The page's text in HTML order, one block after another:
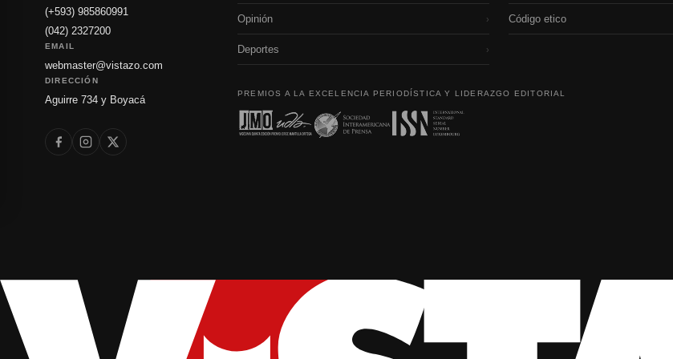
(+593) 985860991
(042) 2327200
EMAIL
webmaster@vistazo.com
DIRECCIÓN
Aguirre 734 y Boyacá
Opinión ›
Deportes ›
Código etico
PREMIOS A LA EXCELENCIA PERIODÍSTICA Y LIDERAZGO EDITORIAL